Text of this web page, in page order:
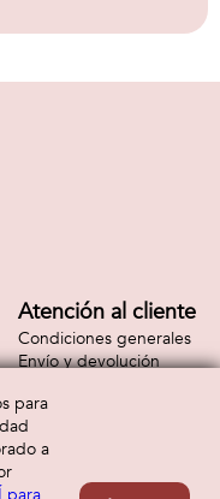
Atención al cliente
Condiciones generales
Envío y devolución
para
a